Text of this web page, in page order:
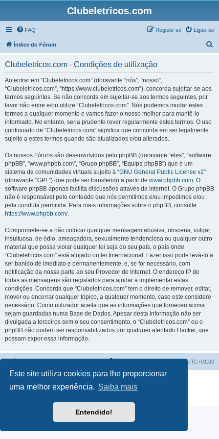
Este site utiliza cookies para lhe proporcionar
uma melhor experiência. Saiba mais
Entendido!
Clubeletricos.com
FAQ Ligue-se
Registe-se
Índice do Fórum
Clubeletricos.com - Condições de utilização
Ao entrar em “Clubeletricos.com” (doravante “nós”, “nosso”,
“Clubeletricos.com”, “https://www.clubeletricos.com”), concorda sujeitar-se aos
termos seguintes. Se não concorda em sujeitar-se aos termos seguintes, por
favor não entre e/ou utilize “Clubeletricos.com”. Nós podemos mudar estes
termos a qualquer momento e vamos fazer o nosso melhor para mantê-lo
informado. No entanto, seria prudente rever regularmente estes termos. O uso
continuado de “Clubeletricos.com” significa que concorda em ser legalmente
sujeito a estes termos quando são atualizados e/ou alterados.
Os nossos Fóruns são desenvolvidos pelo phpBB (doravante “eles”, “software
phpBB”, “www.phpbb.com”, “Grupo phpBB”, “Equipa phpBB”) que é um
sistema de comunidades virtuais sujeito à “GNU General Public License v2”
(doravante “GPL”) que pode ser transferido a partir de www.phpbb.com. O
software phpBB apenas facilita discussões através da Internet. O Grupo phpBB
não é responsável pelo conteúdo que nós permitimos e/ou impedimos e/ou
pela conduta permitida. Para mais informações sobre o phpBB, consulte:
https://www.phpbb.com/.
Compromete-se a não colocar qualquer mensagem abusiva, obscena, vulgar,
insultuosa, de ódio, ameaçadora, sexualmente tendenciosa ou qualquer outro
material que possa violar qualquer lei seja do seu país, o país onde
“Clubeletricos.com” está alojado ou lei Internacional. Fazer isso pode levá-lo a
ser banido de imediato e permanentemente, e, se for necessário, com
notificação da nossa parte ao seu Provedor de Internet. O endereço IP de
todas as mensagens são registados para ajudar a implementar estas
condições. Concorda que “Clubeletricos.com” tem o direito de remover, editar,
mover ou encerrar qualquer tópico, a qualquer momento, caso este considere
necessário. Como utilizador aceita que as informações que forneceu acima
sejam guardadas numa Base de Dados. Apesar desta informação não ser
divulgada a terceiros sem o seu consentimento, o “Clubeletricos.com” ou o
phpBB não podem ser responsabilizados por qualquer atentado Hacker, que
possam expor essa informação.
UTC+01:00
phpBB
® Forum Software © phpBB Limited
Traduzido por:
phpBB Portugal